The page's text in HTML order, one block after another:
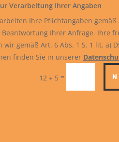
Verarbeitung Ihrer Angaben
Ihre Pflichtangaben gemäß
Beantwortung Ihrer Anfrage. Ihre
wir gemäß Art. 6 Abs. 1 S. 1 lit. a)
finden Sie in unserer
12 + 5 =